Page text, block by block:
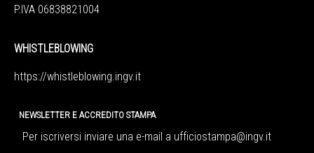
P.IVA 06838821004
WHISTLEBLOWING
https://whistleblowing.ingv.it
NEWSLETTER E ACCREDITO STAMPA
Per iscriversi inviare una e-mail a ufficiostampa@ingv.it